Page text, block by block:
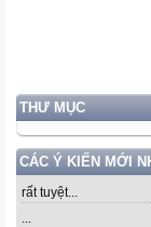
THƯ MỤC
CÁC Ý KIẾN MỚI
rất tuyệt...
...